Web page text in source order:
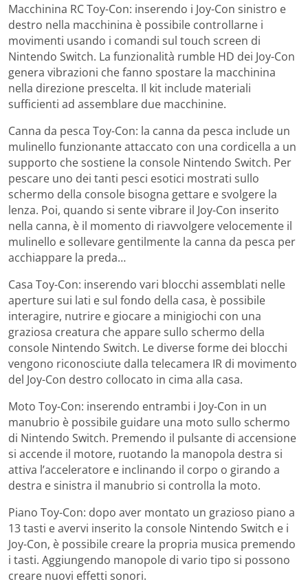
Macchinina RC Toy-Con: inserendo i Joy-Con sinistro e
destro nella macchinina è possibile controllarne i
movimenti usando i comandi sul touch screen di
Nintendo Switch. La funzionalità rumble HD dei Joy-Con
genera vibrazioni che fanno spostare la macchinina
nella direzione prescelta. Il kit include materiali
sufficienti ad assemblare due macchinine.
Canna da pesca Toy-Con: la canna da pesca include un
mulinello funzionante attaccato con una cordicella a un
supporto che sostiene la console Nintendo Switch. Per
pescare uno dei tanti pesci esotici mostrati sullo
schermo della console bisogna gettare e svolgere la
lenza. Poi, quando si sente vibrare il Joy-Con inserito
nella canna, è il momento di riavvolgere velocemente il
mulinello e sollevare gentilmente la canna da pesca per
acchiappare la preda…
Casa Toy-Con: inserendo vari blocchi assemblati nelle
aperture sui lati e sul fondo della casa, è possibile
interagire, nutrire e giocare a minigiochi con una
graziosa creatura che appare sullo schermo della
console Nintendo Switch. Le diverse forme dei blocchi
vengono riconosciute dalla telecamera IR di movimento
del Joy-Con destro collocato in cima alla casa.
Moto Toy-Con: inserendo entrambi i Joy-Con in un
manubrio è possibile guidare una moto sullo schermo
di Nintendo Switch. Premendo il pulsante di accensione
si accende il motore, ruotando la manopola destra si
attiva l’acceleratore e inclinando il corpo o girando a
destra e sinistra il manubrio si controlla la moto.
Piano Toy-Con: dopo aver montato un grazioso piano a
13 tasti e avervi inserito la console Nintendo Switch e i
Joy-Con, è possibile creare la propria musica premendo
i tasti. Aggiungendo manopole di vario tipo si possono
creare nuovi effetti sonori.